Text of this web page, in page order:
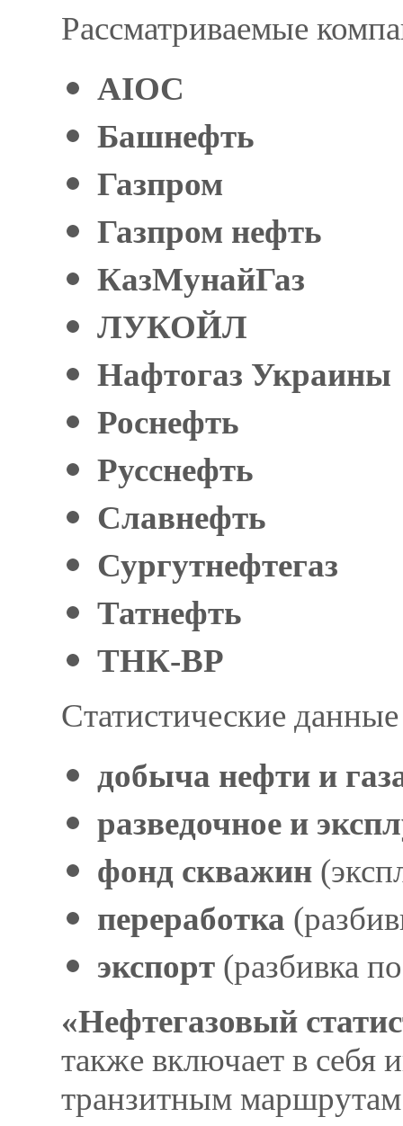
Рассматриваемые
AIOC
Башнефть
Газпром
Газпром нефть
КазМунайГаз
ЛУКОЙЛ
Нафтогаз Украины
Роснефть
Русснефть
Славнефть
Сургутнефтегаз
Татнефть
ТНК-ВР
Статистические
добыча нефти и
разведочное и
фонд скважин
переработка
экспорт (разбивка
«Нефтегазовый
также включает в
транзитным